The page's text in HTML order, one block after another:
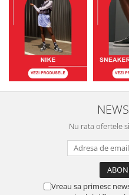
Nu rata ofertele
Vreau sa primesc